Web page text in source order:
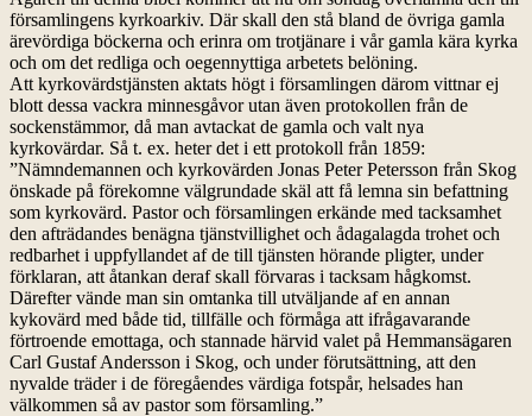
församlingens kyrkoarkiv. Där skall den stå bland de övriga gamla
ärevördiga böckerna och erinra om trotjänare i vår gamla kära kyrka
och om det redliga och oegennyttiga arbetets belöning.
Att kyrkovärdstjänsten aktats högt i församlingen därom vittnar ej
blott dessa vackra minnesgåvor utan även protokollen från de
sockenstämmor, då man avtackat de gamla och valt nya
kyrkovärdar. Så t. ex. heter det i ett protokoll från 1859:
”Nämndemannen och kyrkovärden Jonas Peter Petersson från Skog
önskade på förekomne välgrundade skäl att få lemna sin befattning
som kyrkovärd. Pastor och församlingen erkände med tacksamhet
den afträdandes benägna tjänstvillighet och ådagalagda trohet och
redbarhet i uppfyllandet af de till tjänsten hörande pligter, under
förklaran, att åtankan deraf skall förvaras i tacksam hågkomst.
Därefter vände man sin omtanka till utväljande af en annan
kykovärd med både tid, tillfälle och förmåga att ifrågavarande
förtroende emottaga, och stannade härvid valet på Hemmansägaren
Carl Gustaf Andersson i Skog, och under förutsättning, att den
nyvalde träder i de föregåendes värdiga fotspår, helsades han
välkommen så av pastor som församling.”